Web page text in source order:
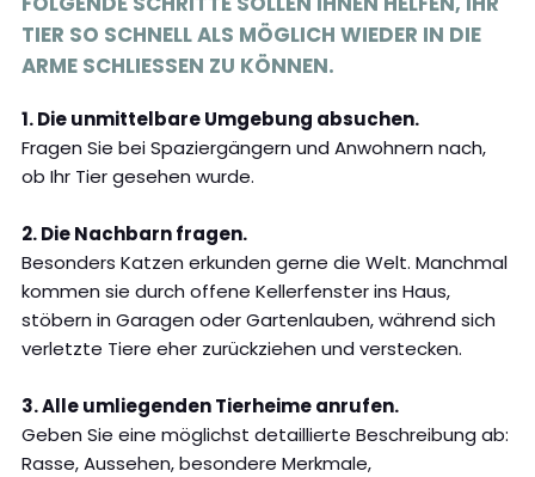
TIER SO SCHNELL ALS MÖGLICH WIEDER IN DIE
ARME SCHLIESSEN ZU KÖNNEN.
1. Die unmittelbare Umgebung absuchen.
Fragen Sie bei Spaziergängern und Anwohnern nach,
ob Ihr Tier gesehen wurde.
2. Die Nachbarn fragen.
Besonders Katzen erkunden gerne die Welt. Manchmal
kommen sie durch offene Kellerfenster ins Haus,
stöbern in Garagen oder Gartenlauben, während sich
verletzte Tiere eher zurückziehen und verstecken.
3. Alle umliegenden Tierheime anrufen.
Geben Sie eine möglichst detaillierte Beschreibung ab:
Rasse, Aussehen, besondere Merkmale,